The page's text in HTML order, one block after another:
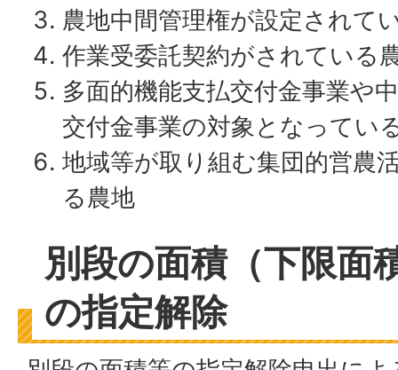
農地中間管理権が設定されて
作業受委託契約がされている
多面的機能支払交付金事業や
交付金事業の対象となってい
地域等が取り組む集団的営農
る農地
別段の面積（下限面
の指定解除